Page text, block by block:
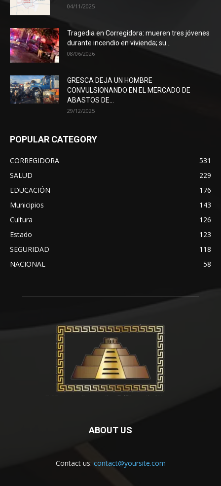
04/11/2025
Tragedia en Corregidora: mueren tres jóvenes
durante incendio en vivienda; su...
08/06/2026
GRESCA DEJA UN HOMBRE
CONVULSIONANDO EN EL MERCADO DE
ABASTOS DE...
29/12/2025
POPULAR CATEGORY
CORREGIDORA
531
SALUD
229
EDUCACIÓN
176
Municipios
143
Cultura
126
Estado
123
SEGURIDAD
118
NACIONAL
58
ABOUT US
Contact us: contact@yoursite.com